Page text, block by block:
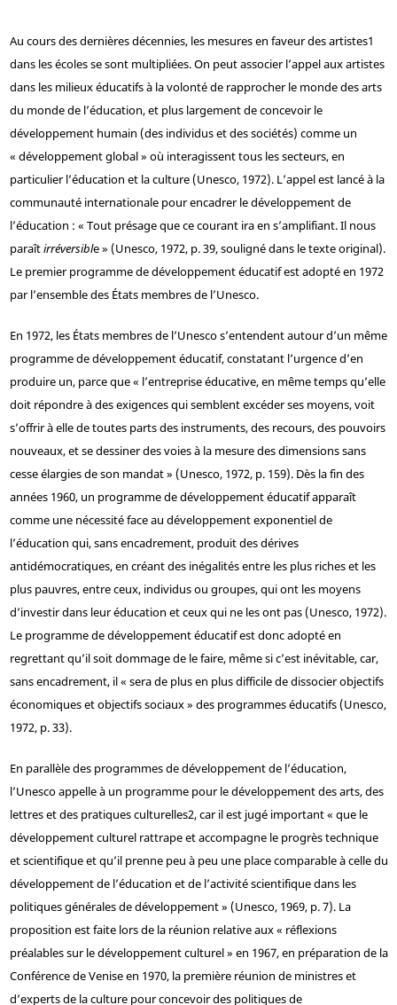
Au cours des dernières décennies, les mesures en faveur des artistes1
dans les écoles se sont multipliées. On peut associer l’appel aux artistes
dans les milieux éducatifs à la volonté de rapprocher le monde des arts
du monde de l’éducation, et plus largement de concevoir le
développement humain (des individus et des sociétés) comme un
« développement global » où interagissent tous les secteurs, en
particulier l’éducation et la culture (Unesco, 1972). L’appel est lancé à la
communauté internationale pour encadrer le développement de
l’éducation : « Tout présage que ce courant ira en s’amplifiant. Il nous
paraîtirréversible » (Unesco, 1972, p. 39, souligné dans le texte original).
Le premier programme de développement éducatif est adopté en 1972
par l’ensemble des États membres de l’Unesco.
En 1972, les États membres de l’Unesco s’entendent autour d’un même
programme de développement éducatif, constatant l’urgence d’en
produire un, parce que « l’entreprise éducative, en même temps qu’elle
doit répondre à des exigences qui semblent excéder ses moyens, voit
s’offrir à elle de toutes parts des instruments, des recours, des pouvoirs
nouveaux, et se dessiner des voies à la mesure des dimensions sans
cesse élargies de son mandat » (Unesco, 1972, p. 159). Dès la fin des
années 1960, un programme de développement éducatif apparaît
comme une nécessité face au développement exponentiel de
l’éducation qui, sans encadrement, produit des dérives
antidémocratiques, en créant des inégalités entre les plus riches et les
plus pauvres, entre ceux, individus ou groupes, qui ont les moyens
d’investir dans leur éducation et ceux qui ne les ont pas (Unesco, 1972).
Le programme de développement éducatif est donc adopté en
regrettant qu’il soit dommage de le faire, même si c’est inévitable, car,
sans encadrement, il « sera de plus en plus difficile de dissocier objectifs
économiques et objectifs sociaux » des programmes éducatifs (Unesco,
1972, p. 33).
En parallèle des programmes de développement de l’éducation,
l’Unesco appelle à un programme pour le développement des arts, des
lettres et des pratiques culturelles2, car il est jugé important « que le
développement culturel rattrape et accompagne le progrès technique
et scientifique et qu’il prenne peu à peu une place comparable à celle du
développement de l’éducation et de l’activité scientifique dans les
politiques générales de développement » (Unesco, 1969, p. 7). La
proposition est faite lors de la réunion relative aux « réflexions
préalables sur le développement culturel » en 1967, en préparation de la
Conférence de Venise en 1970, la première réunion de ministres et
d’experts de la culture pour concevoir des politiques de